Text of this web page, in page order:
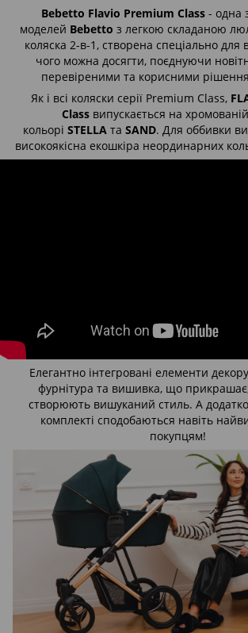
Bebetto Flavio Premium Class - одна
моделей Bebetto з легкою складаною
коляска 2-в-1, створена спеціально для
чого можна досягти, поєднуючи
перевіреними та корисними
Як і всі коляски серії Premium Class,
Classвипускається на
кольорі STELLA та SAND. Для оббивки
високоякісна екошкіра неординарних
Елегантно інтегровані елементи
фурнітура та вишивка, що прикрашає,
створюють вишуканий стиль. А
комплекті сподобаються навіть
покупцям!